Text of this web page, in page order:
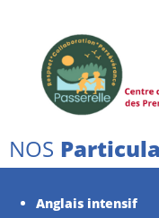
NOS
Anglais intensif